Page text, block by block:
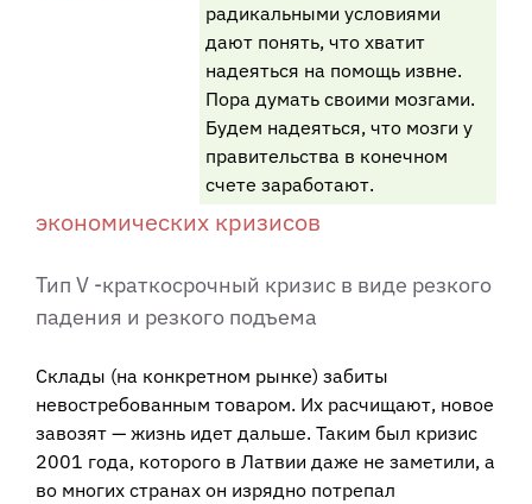
радикальными условиями
дают понять, что хватит
надеяться на помощь извне.
Пора думать своими мозгами.
Будем надеяться, что мозги у
правительства в конечном
счете заработают.
экономических кризисов
Тип V -краткосрочный кризис в виде резкого
падения и резкого подъема
Склады (на конкретном рынке) забиты
невостребованным товаром. Их расчищают, новое
завозят — жизнь идет дальше. Таким был кризис
2001 года, которого в Латвии даже не заметили, а
во многих странах он изрядно потрепал